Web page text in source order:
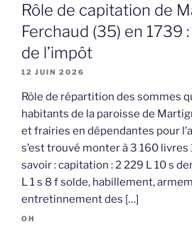
Rôle de capitation de
Ferchaud (35) en 1739
de l’impôt
12 JUIN 2026
Rôle de répartition des sommes
habitants de la paroisse de
et frairies en dépendantes pour
s’est trouvé monter à 3 160 livres
savoir : capitation : 2 229 L 10 s
L 1 s 8 f solde, habillement,
entretinnement des […]
OH